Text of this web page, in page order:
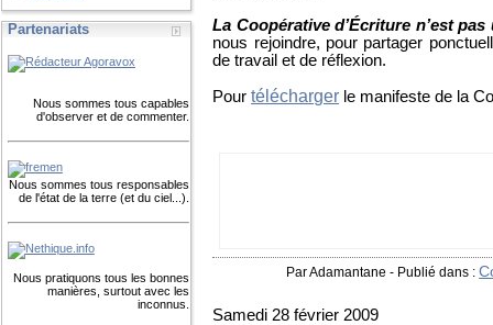
Partenariats
Nous sommes tous capables
d'observer et de commenter.
Nous sommes tous responsables
de l'état de la terre (et du ciel...).
Nous pratiquons tous les bonnes
manières, surtout avec les
inconnus.
La Coopérative d’Écriture n’est
nous rejoindre, pour partager
de travail et de réflexion.
Pourtélécharger le manifeste de la
Par Adamantane - Publié dans :
Samedi 28 février 2009